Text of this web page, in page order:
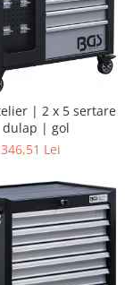
| 2 x 5 sertare
dulap | gol
Lei